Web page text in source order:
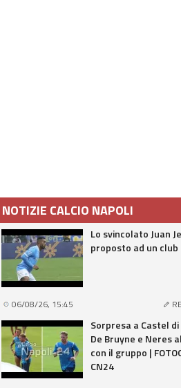
NOTIZIE CALCIO NAPOLI
Lo svincolato Juan
proposto ad un club
06/08/26, 15:45
Sorpresa a Castel
De Bruyne e Neres
con il gruppo |
CN24